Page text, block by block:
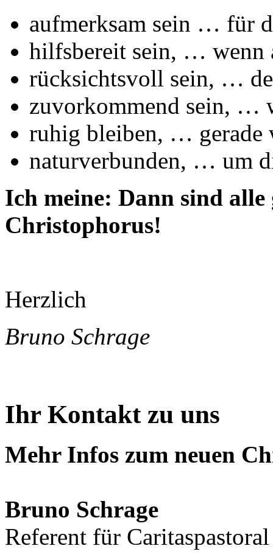
aufmerksam sein … für
hilfsbereit sein, … wenn
rücksichtsvoll sein, …
zuvorkommend sein, …
ruhig bleiben, … gerade
naturverbunden, … um
Ich meine: Dann sind
Christophorus!
Herzlich
Bruno Schrage
Ihr Kontakt zu uns
Mehr Infos zum neuen
Bruno Schrage
Referent für